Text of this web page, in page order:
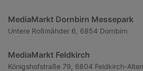
MediaMarkt Dornbirn Messepark
Untere Roßmähder 6, 6854 Dornbirn
MediaMarkt Feldkirch
Königshofstraße 79, 6804 Feldkirch-